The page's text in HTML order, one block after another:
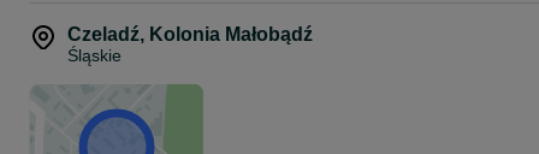
Czeladź, Kolonia Małobądź
Śląskie